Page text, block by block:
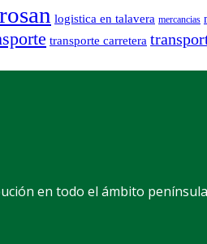
logistica en talavera mercancias
transporte carretera
en todo el ámbito